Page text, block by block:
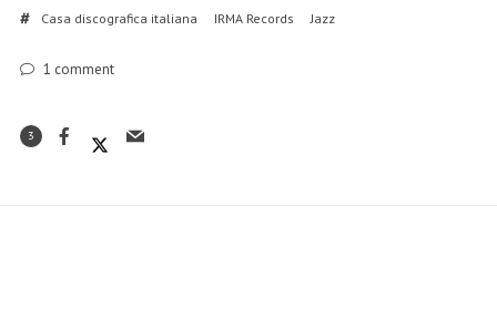
Casa discografica italiana
IRMA Records Jazz
1 comment
3